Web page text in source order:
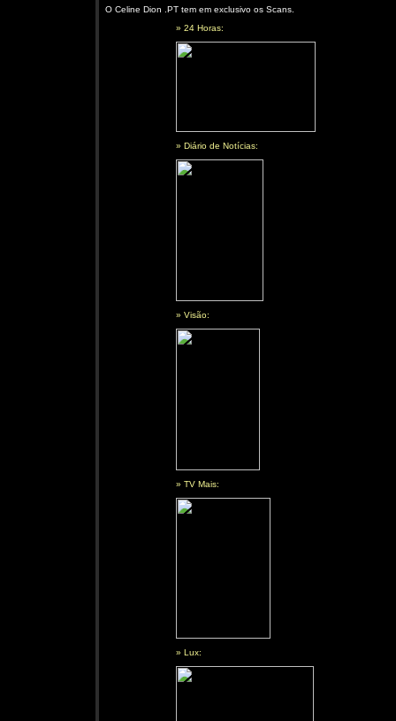
O Celine Dion .PT tem em exclusivo os Scans.
» 24 Horas:
» Diário de Notícias:
» Visão:
» TV Mais:
» Lux: